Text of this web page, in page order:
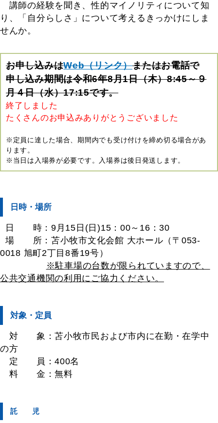
講師の経験を聞き、性的マイノリティについて知
り、「自分らしさ」について考えるきっかけにしま
せんか。
お申し込みはWeb（リンク）またはお電話で
申し込み期間は令和6年8月1日（木）8:45～９
月４日（水）17:15です。
終了しました
たくさんのお申込みありがとうございました
※定員に達した場合、期間内でも受け付けを締め切る場合があ
ります。
※当日は入場券が必要です。入場券は後日発送します。
日時・場所
日 時：9月15日(日)15：00～16：30
場 所：苫小牧市文化会館 大ホール（ 〒053-
0018 旭町2丁目8番19号）
※駐車場の台数が限られていますので、
公共交通機関の利用にご協力ください。
対象・定員
対 象：苫小牧市民および市内に在勤・在学中
の方
定 員：400名
料 金：無料
託 児